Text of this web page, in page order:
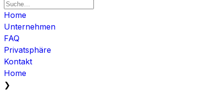
Home
Unternehmen
FAQ
Privatsphäre
Kontakt
Home
❯